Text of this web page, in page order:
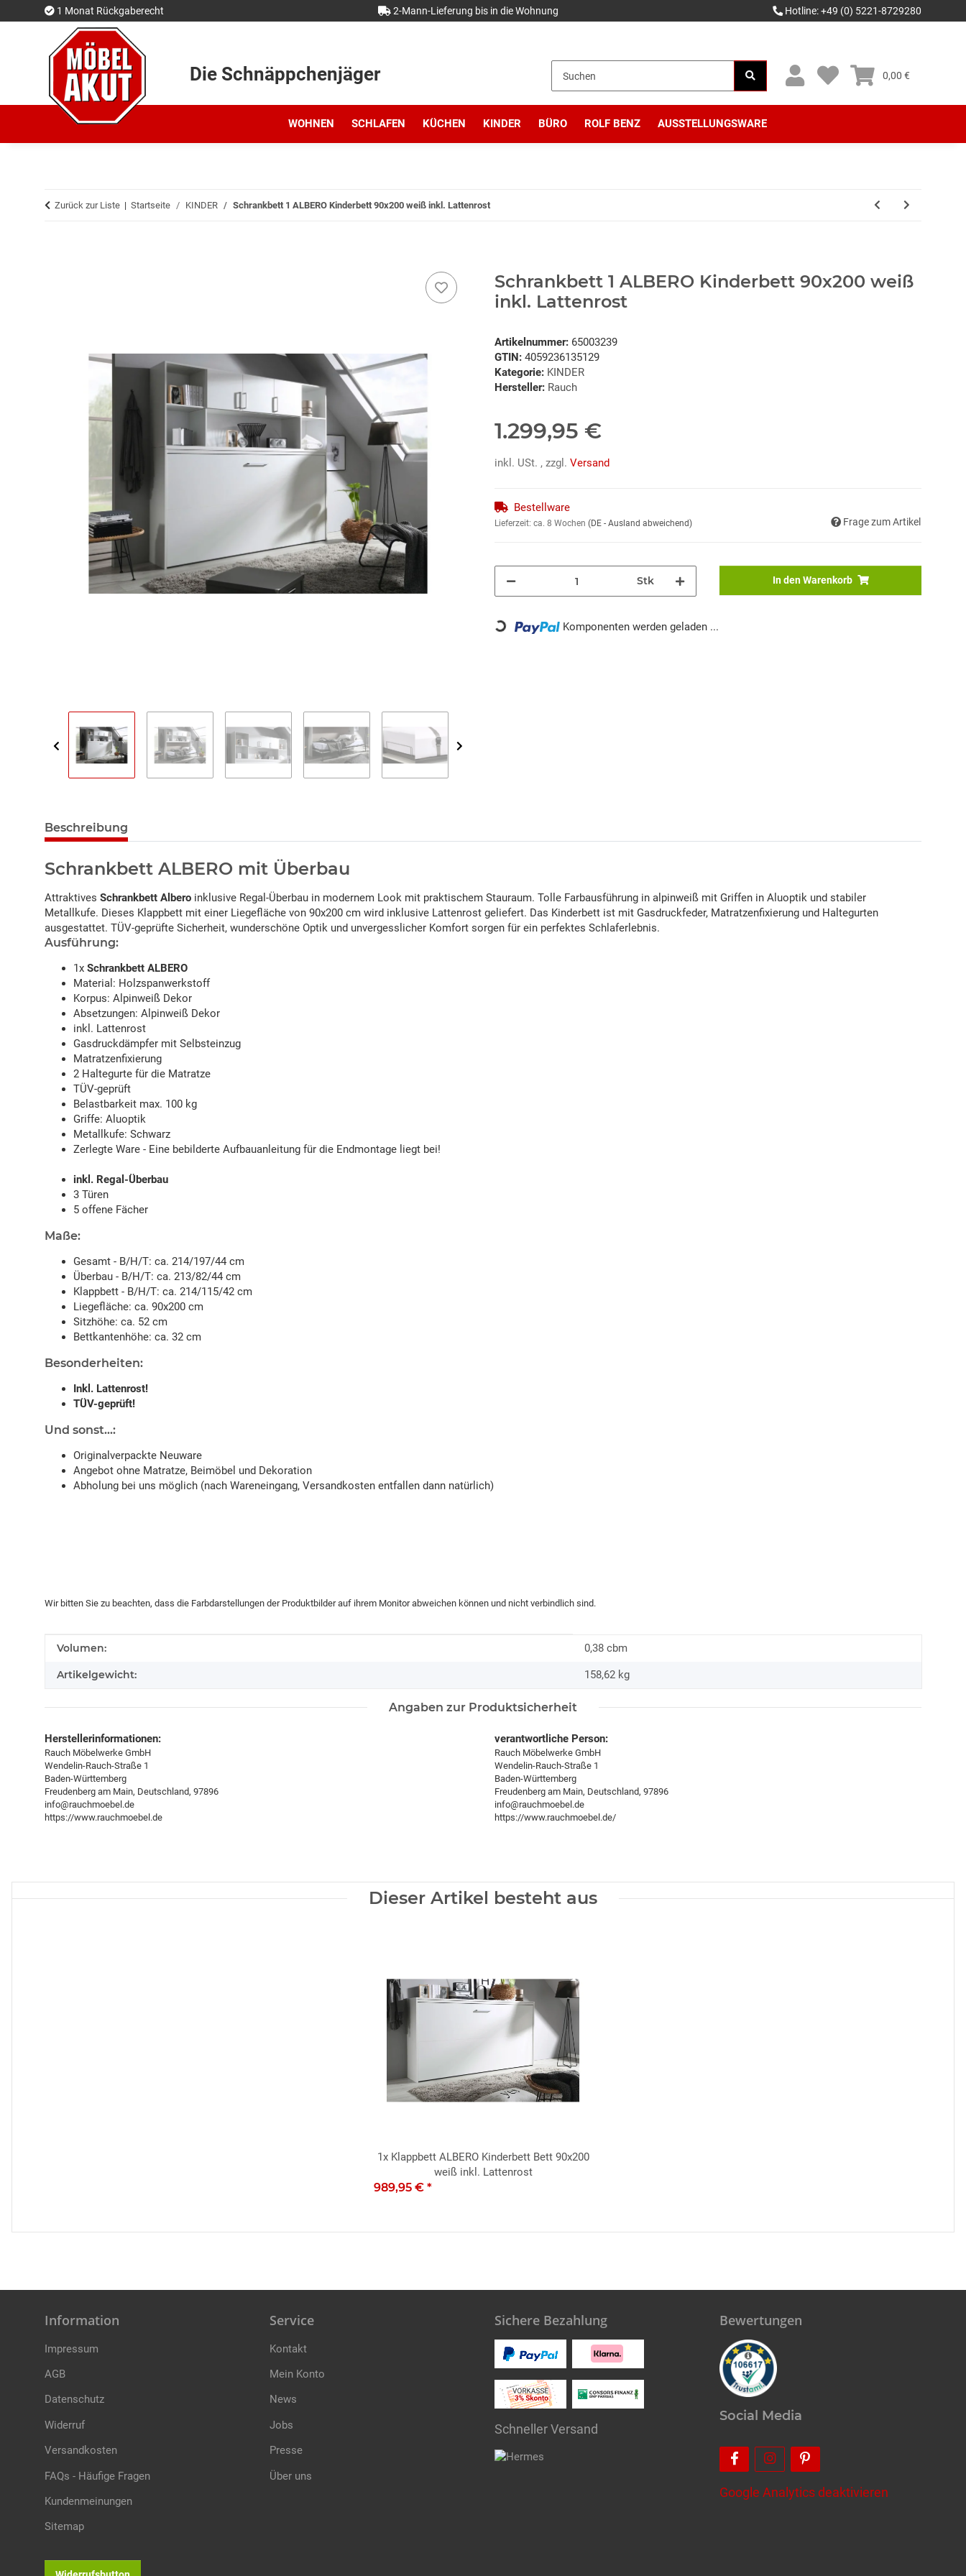
1 Monat Rückgaberecht 2-Mann-Lieferung bis in die Wohnung Hotline: +49 (0) 5221-8729280
Die Schnäppchenjäger 0,00 €
WOHNEN SCHLAFEN KÜCHEN KINDER BÜRO ROLF BENZ AUSSTELLUNGSWARE
Zurück zur Liste Startseite KINDER Schrankbett 1 ALBERO Kinderbett 90x200 weiß inkl. Lattenrost
Schrankbett 1 ALBERO Kinderbett 90x200 weiß
inkl. Lattenrost
Artikelnummer: 65003239
GTIN: 4059236135129
Kategorie: KINDER
Hersteller: Rauch
1.299,95 €
inkl. USt. , zzgl. Versand
Bestellware
Lieferzeit: ca. 8 Wochen (DE - Ausland abweichend) Frage zum Artikel
Stk In den Warenkorb
Loading... Komponenten werden geladen ...
Beschreibung
Schrankbett ALBERO mit Überbau
Attraktives Schrankbett Albero inklusive Regal-Überbau in modernem Look mit praktischem Stauraum. Tolle Farbausführung in alpinweiß mit Griffen in Aluoptik und stabiler
Metallkufe. Dieses Klappbett mit einer Liegefläche von 90x200 cm wird inklusive Lattenrost geliefert. Das Kinderbett ist mit Gasdruckfeder, Matratzenfixierung und Haltegurten
ausgestattet. TÜV-geprüfte Sicherheit, wunderschöne Optik und unvergesslicher Komfort sorgen für ein perfektes Schlaferlebnis.
Ausführung:
1x Schrankbett ALBERO
Material: Holzspanwerkstoff
Korpus: Alpinweiß Dekor
Absetzungen: Alpinweiß Dekor
inkl. Lattenrost
Gasdruckdämpfer mit Selbsteinzug
Matratzenfixierung
2 Haltegurte für die Matratze
TÜV-geprüft
Belastbarkeit max. 100 kg
Griffe: Aluoptik
Metallkufe: Schwarz
Zerlegte Ware - Eine bebilderte Aufbauanleitung für die Endmontage liegt bei!
inkl. Regal-Überbau
3 Türen
5 offene Fächer
Maße:
Gesamt - B/H/T: ca. 214/197/44 cm
Überbau - B/H/T: ca. 213/82/44 cm
Klappbett - B/H/T: ca. 214/115/42 cm
Liegefläche: ca. 90x200 cm
Sitzhöhe: ca. 52 cm
Bettkantenhöhe: ca. 32 cm
Besonderheiten:
Inkl. Lattenrost!
TÜV-geprüft!
Und sonst...:
Originalverpackte Neuware
Angebot ohne Matratze, Beimöbel und Dekoration
Abholung bei uns möglich (nach Wareneingang, Versandkosten entfallen dann natürlich)
Wir bitten Sie zu beachten, dass die Farbdarstellungen der Produktbilder auf ihrem Monitor abweichen können und nicht verbindlich sind.
Produkteigenschaft
Wert
Volumen: 0,38 cbm
Artikelgewicht: 158,62 kg
Angaben zur Produktsicherheit
Herstellerinformationen:
Rauch Möbelwerke GmbH
Wendelin-Rauch-Straße 1
Baden-Württemberg
Freudenberg am Main, Deutschland, 97896
info@rauchmoebel.de
https://www.rauchmoebel.de
verantwortliche Person:
Rauch Möbelwerke GmbH
Wendelin-Rauch-Straße 1
Baden-Württemberg
Freudenberg am Main, Deutschland, 97896
info@rauchmoebel.de
https://www.rauchmoebel.de/
Dieser Artikel besteht aus
1x Klappbett ALBERO Kinderbett Bett 90x200
weiß inkl. Lattenrost
989,95 € *
Information
Impressum
AGB
Datenschutz
Widerruf
Versandkosten
FAQs - Häufige Fragen
Kundenmeinungen
Sitemap
Service
Kontakt
Mein Konto
News
Jobs
Presse
Über uns
Sichere Bezahlung
Schneller Versand
Bewertungen
Social Media
Google Analytics deaktivieren